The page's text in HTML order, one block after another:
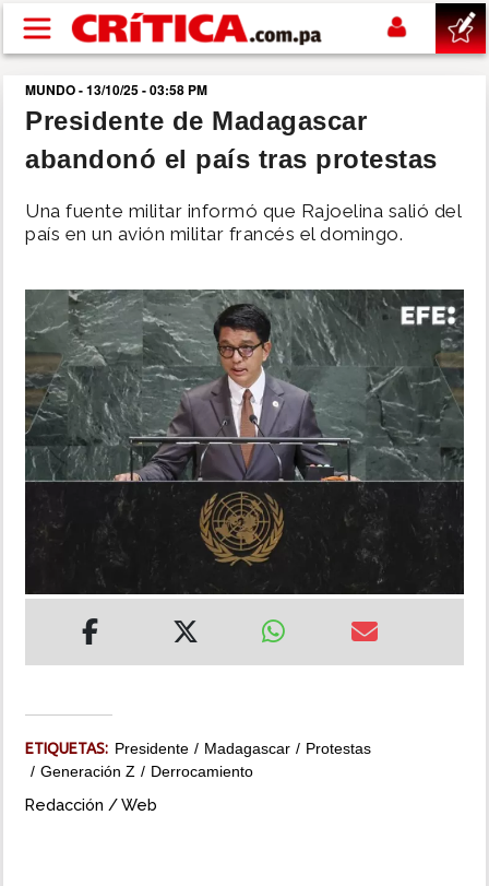
Pasar al contenido principal
buscar
SUCESOS
NACIONAL
SHOW
DEPORTES
MUNDO
INSÓLITAS
MULTIMEDIA
MUNDO - 13/10/25 - 03:58 PM
Presidente de Madagascar
abandonó el país tras protestas
Una fuente militar informó que Rajoelina salió del
país en un avión militar francés el domingo.
ETIQUETAS: Presidente Madagascar
Protestas
Generación Z
Derrocamiento
Redacción / Web